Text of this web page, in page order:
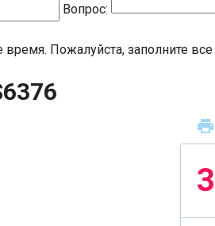
Вопрос:
время. Пожалуйста, заполните все